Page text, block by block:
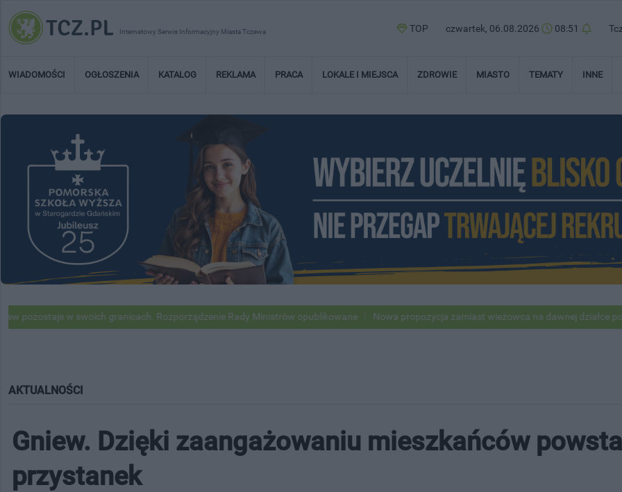
Internetowy Serwis Informacyjny Miasta Tczewa TOP czwartek, 06.08.2026 08:51
WIADOMOŚCI OGŁOSZENIA KATALOG REKLAMA PRACA LOKALE I MIEJSCA ZDROWIE MIASTO TEMATY INNE
w swoich granicach. Rozporządzenie Rady Ministrów opublikowane Nowa propozycja zamiast wieżowca na dawnej działce po USC Pod
AKTUALNOŚCI
Gniew. Dzięki zaangażowaniu mieszkańców
przystanek